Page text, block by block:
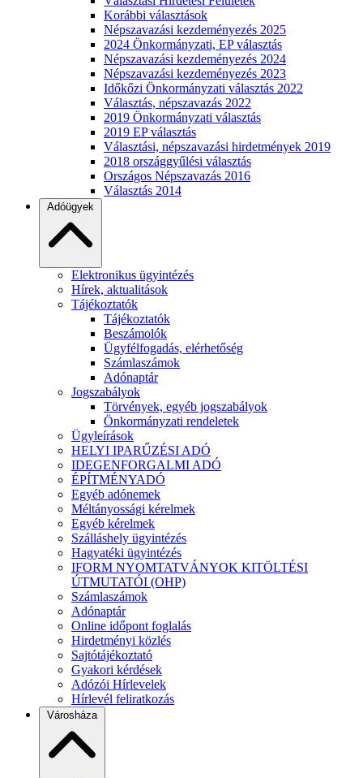
Korábbi választások
Népszavazási kezdeményezés 2025
2024 Önkormányzati, EP választás
Népszavazási kezdeményezés 2024
Népszavazási kezdeményezés 2023
Időkőzi Önkormányzati választás 2022
Választás, népszavazás 2022
2019 Önkormányzati választás
2019 EP választás
Választási, népszavazási hirdetmények 2019
2018 országgyűlési választás
Országos Népszavazás 2016
Választás 2014
Adóügyek
Elektronikus ügyintézés
Hírek, aktualitások
Tájékoztatók
Tájékoztatók
Beszámolók
Ügyfélfogadás, elérhetőség
Számlaszámok
Adónaptár
Jogszabályok
Törvények, egyéb jogszabályok
Önkormányzati rendeletek
Ügyleírások
HELYI IPARŰZÉSI ADÓ
IDEGENFORGALMI ADÓ
ÉPÍTMÉNYADÓ
Egyéb adónemek
Méltányossági kérelmek
Egyéb kérelmek
Szálláshely ügyintézés
Hagyatéki ügyintézés
IFORM NYOMTATVÁNYOK KITÖLTÉSI
ÚTMUTATÓI (OHP)
Számlaszámok
Adónaptár
Online időpont foglalás
Hirdetményi közlés
Sajtótájékoztató
Gyakori kérdések
Adózói Hírlevelek
Hírlevél feliratkozás
Városháza